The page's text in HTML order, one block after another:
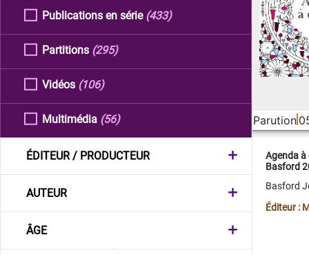
Publications en série (433)
Partitions (295)
Vidéos (106)
Multimédia (56)
ÉDITEUR / PRODUCTEUR
AUTEUR
ÂGE
Parution
Agenda
Basford
Basford
Éditeur :